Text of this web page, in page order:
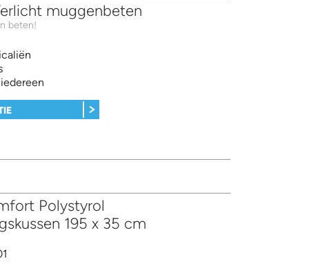
muggenbeten
beten!
Polystyrol
195 x 35 cm